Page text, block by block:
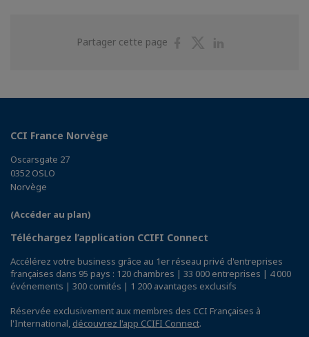
Partager cette page
PartagerPartager
CCI France Norvège
Oscarsgate 27
0352 OSLO
Norvège
(Accéder au plan)
Téléchargez l’application CCIFI Connect
Accélérez votre business grâce au 1er réseau privé d'entreprises
françaises dans 95 pays : 120 chambres | 33 000 entreprises | 4 000
événements | 300 comités | 1 200 avantages exclusifs
Réservée exclusivement aux membres des CCI Françaises à
l'International, découvrez l'app CCIFI Connect.